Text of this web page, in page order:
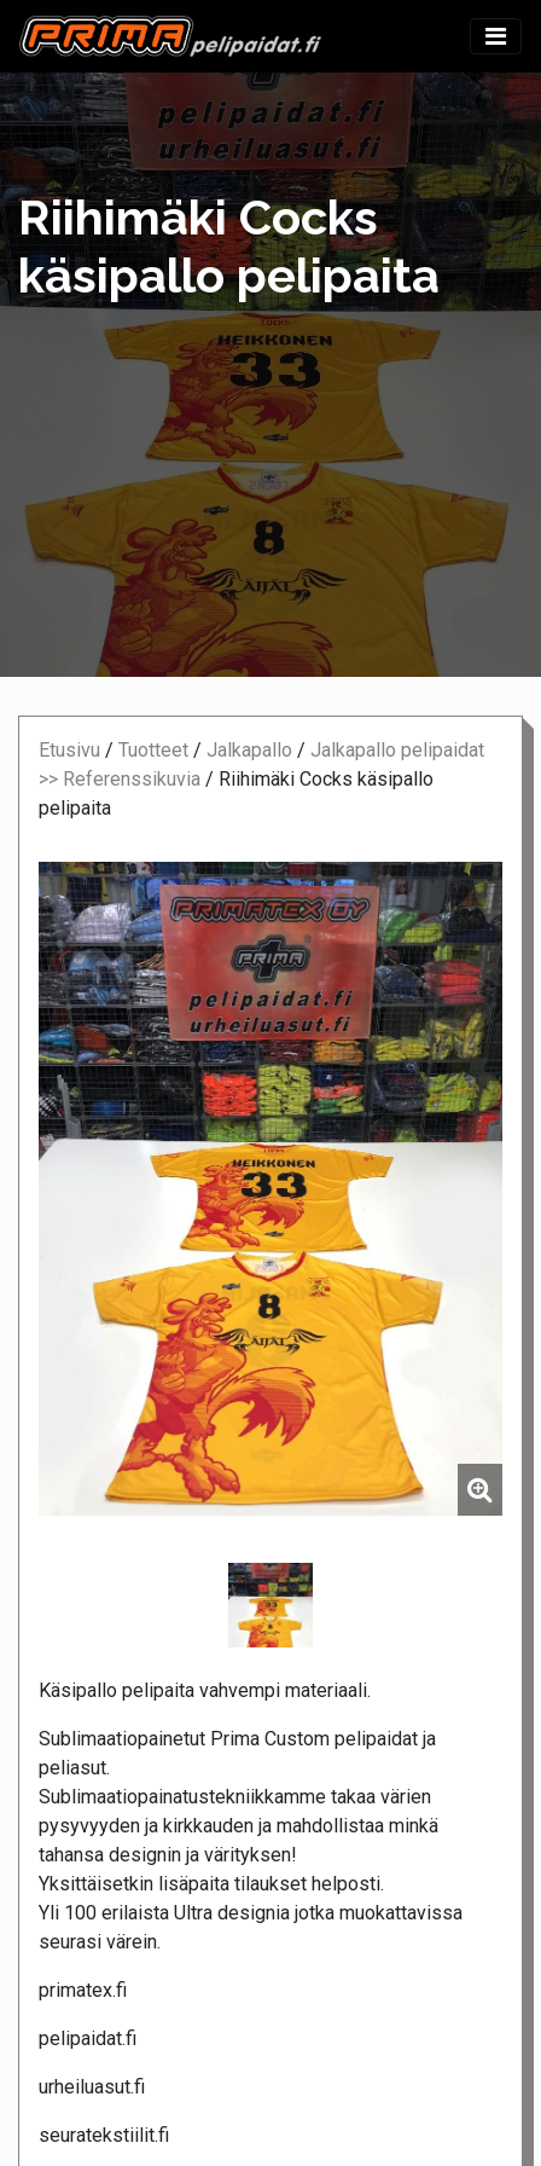
Riihimäki Cocks
käsipallo pelipaita
Etusivu / Tuotteet / Jalkapallo / Jalkapallo pelipaidat
>> Referenssikuvia / Riihimäki Cocks käsipallo
pelipaita
Käsipallo pelipaita vahvempi materiaali.
Sublimaatiopainetut Prima Custom pelipaidat ja
peliasut.
Sublimaatiopainatustekniikkamme takaa värien
pysyvyyden ja kirkkauden ja mahdollistaa minkä
tahansa designin ja värityksen!
Yksittäisetkin lisäpaita tilaukset helposti.
Yli 100 erilaista Ultra designia jotka muokattavissa
seurasi värein.
primatex.fi
pelipaidat.fi
urheiluasut.fi
seuratekstiilit.fi